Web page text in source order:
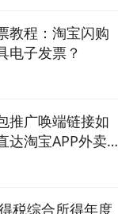
教程：淘宝闪购
电子发票？
推广唤端链接如
达淘宝APP外卖红
税综合所得年度